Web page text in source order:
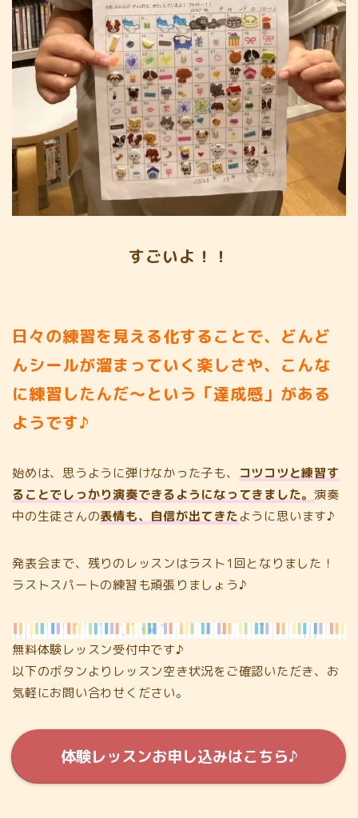
すごいよ！！
日々の練習を見える化することで、どんど
んシールが溜まっていく楽しさや、こんな
に練習したんだ～という「達成感」がある
ようです♪
始めは、思うように弾けなかった子も、
コツコツと練習す
ることでしっかり演奏できるようになってきました。演奏
中の生徒さんの表情も、自信が出てきたように思います♪
発表会まで、残りのレッスンはラスト1回となりました！
ラストスパートの練習も頑張りましょう♪
無料体験レッスン受付中です♪
以下のボタンよりレッスン空き状況をご確認いただき、お
気軽にお問い合わせください。
体験レッスンお申し込みはこちら♪